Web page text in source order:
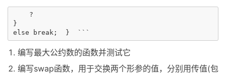
    ?
}
编写最大公约数的函数并测试它
编写swap函数，用于交换两个形参的值，分别用传值(包